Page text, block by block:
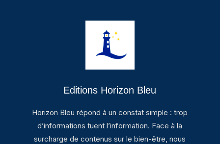
Editions Horizon Bleu
Horizon Bleu répond à un constat simple : trop
d’informations tuent l’information. Face à la
surcharge de contenus sur le bien-être, nous